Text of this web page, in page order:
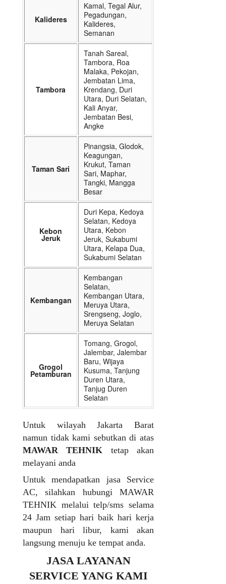
Kalideres
Kamal, Tegal Alur,
Pegadungan,
Kalideres,
Semanan
Tambora
Tanah Sareal,
Tambora, Roa
Malaka, Pekojan,
Jembatan Lima,
Krendang, Duri
Utara, Duri Selatan,
Kali Anyar,
Jembatan Besi,
Angke
Taman Sari
Pinangsia, Glodok,
Keagungan,
Krukut, Taman
Sari, Maphar,
Tangki, Mangga
Besar
Kebon
Jeruk
Duri Kepa, Kedoya
Selatan, Kedoya
Utara, Kebon
Jeruk, Sukabumi
Utara, Kelapa Dua,
Sukabumi Selatan
Kembangan
Kembangan
Selatan,
Kembangan Utara,
Meruya Utara,
Srengseng, Joglo,
Meruya Selatan
Grogol
Petamburan
Tomang, Grogol,
Jalembar, Jalembar
Baru, Wijaya
Kusuma, Tanjung
Duren Utara,
Tanjug Duren
Selatan
Untuk wilayah Jakarta Barat
namun tidak kami sebutkan di atas
MAWAR TEHNIK tetap akan
melayani anda
Untuk mendapatkan jasa Service
AC, silahkan hubungi MAWAR
TEHNIK melalui telp/sms selama
24 Jam setiap hari baik hari kerja
maupun hari libur, kami akan
langsung menuju ke tempat anda.
JASA LAYANAN
SERVICE YANG KAMI